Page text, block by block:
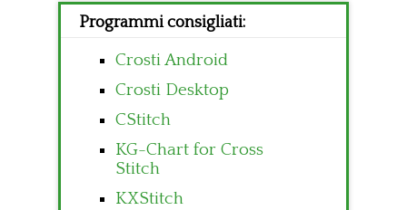
Programmi consigliati:
Crosti Android
Crosti Desktop
CStitch
KG-Chart for Cross
Stitch
KXStitch